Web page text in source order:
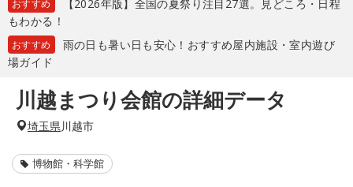
おすすめ
【2026年版】全国の夏祭り注目27選。見どころ・日程
もわかる！
おすすめ
雨の日も暑い日も安心！おすすめ屋内施設・室内遊び
場ガイド
川越まつり会館の詳細データ
埼玉県 川越市
博物館・科学館